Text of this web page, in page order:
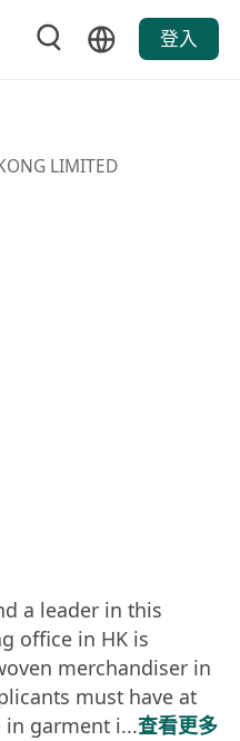
登入
LIMITED
a leader in this
office in HK is
merchandiser in
must have at
in garment i...查看更多